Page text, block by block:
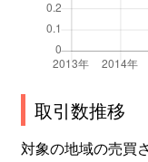
取引数推移
対象の地域の売買